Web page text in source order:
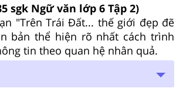
sgk Ngữ văn lớp 6 Tập 2)
"Trên Trái Đất... thế giới đẹp đẽ
bản thể hiện rõ nhất cách trình
tin theo quan hệ nhân quả.